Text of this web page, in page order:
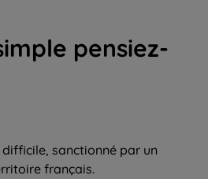
pensiez-
difficile, sanctionné par un
français.